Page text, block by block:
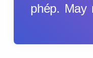
phép. May